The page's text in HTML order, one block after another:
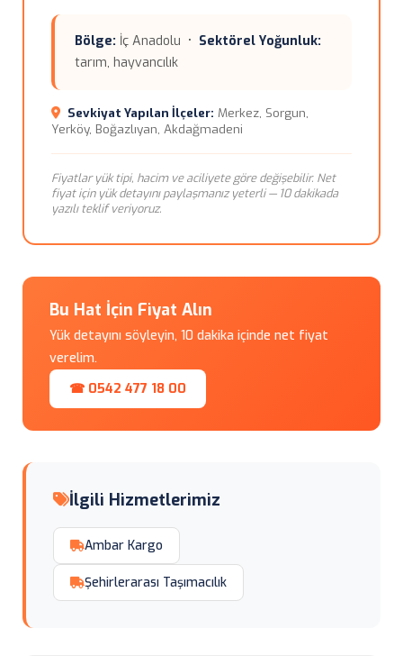
Bölge: İç Anadolu • Sektörel Yoğunluk:
tarım, hayvancılık
Sevkiyat Yapılan İlçeler: Merkez, Sorgun,
Yerköy, Boğazlıyan, Akdağmadeni
Fiyatlar yük tipi, hacim ve aciliyete göre değişebilir. Net
fiyat için yük detayını paylaşmanız yeterli — 10 dakikada
yazılı teklif veriyoruz.
Bu Hat İçin Fiyat Alın
Yük detayını söyleyin, 10 dakika içinde net fiyat
verelim.
☎ 0542 477 18 00
İlgili Hizmetlerimiz
Ambar Kargo
Şehirlerarası Taşımacılık